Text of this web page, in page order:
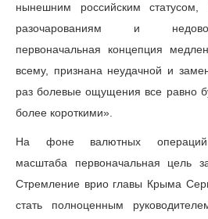
нынешним российским статусом,
разочарованиям и
первоначальная концепция
всему, признана неудачной и
раз болевые ощущения все равно
более короткими».
На фоне валютных операций
масштаба первоначальная цель
Стремление врио главы Крыма
стать полноценным